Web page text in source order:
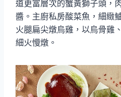
道更富層次的蟹黃獅子頭，
醬。主廚私房酸菜魚，細緻
火腿扁尖燉烏雞，以烏骨雞
細火慢燉。